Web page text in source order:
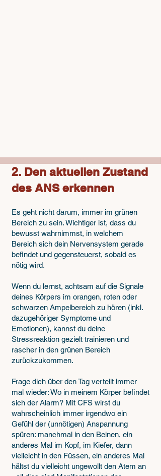
2. Den aktuellen Zustand
des ANS erkennen
Es geht nicht darum, immer im grünen
Bereich zu sein. Wichtiger ist, dass du
bewusst wahrnimmst, in welchem
Bereich sich dein Nervensystem gerade
befindet und gegensteuerst, sobald es
nötig wird.
Wenn du lernst, achtsam auf die Signale
deines Körpers im orangen, roten oder
schwarzen Ampelbereich zu hören (inkl.
dazugehöriger Symptome und
Emotionen), kannst du deine
Stressreaktion gezielt trainieren und
rascher in den grünen Bereich
zurückzukommen.
Frage dich über den Tag verteilt immer
mal wieder: Wo in meinem Körper befindet
sich der Alarm? Mit CFS wirst du
wahrscheinlich immer irgendwo ein
Gefühl der (unnötigen) Anspannung
spüren: manchmal in den Beinen, ein
anderes Mal im Kopf, im Kiefer, dann
vielleicht in den Füssen, ein anderes Mal
hältst du vielleicht ungewollt den Atem an